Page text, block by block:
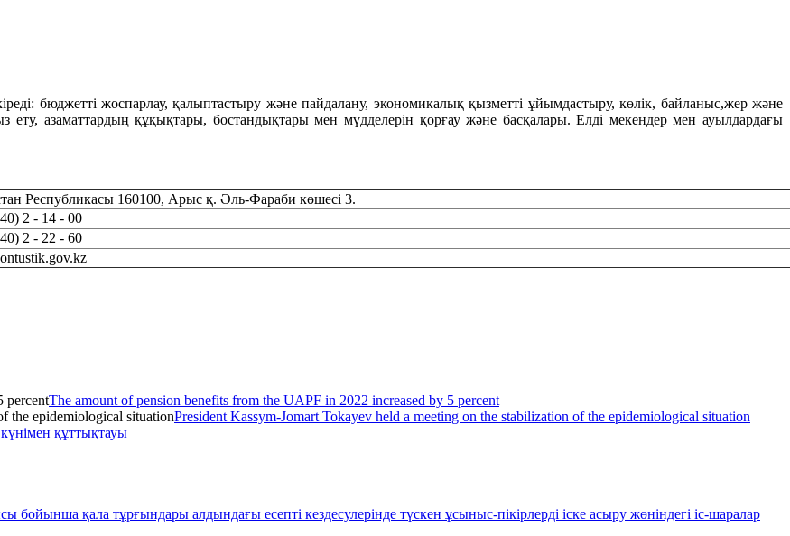
бюджетті жоспарлау, қалыптастыру және пайдалану, экономикалық қызметті ұйымдастыру, көлік, байланыс,жер және
ету, азаматтардың құқықтары, бостандықтары мен мүдделерін қорғау және басқалары. Елді мекендер мен ауылдардағы
Республикасы 160100, Арыс қ. Әль-Фараби көшесі 3.
2 - 14 - 00
2 - 22 - 60
ontustik.gov.kz
The amount of pension benefits from the UAPF in 2022 increased by 5 percent
President Kassym-Jomart Tokayev held a meeting on the stabilization of the epidemiological situation
құттықтауы
қала тұрғындары алдындағы есепті кездесулерінде түскен ұсыныс-пікірлерді іске асыру жөніндегі іс-шаралар